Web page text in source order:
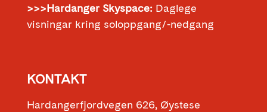
>>>Hardanger Skyspace:Daglege
visningar kring soloppgang/-nedgang
KONTAKT
Hardangerfjordvegen 626, Øystese